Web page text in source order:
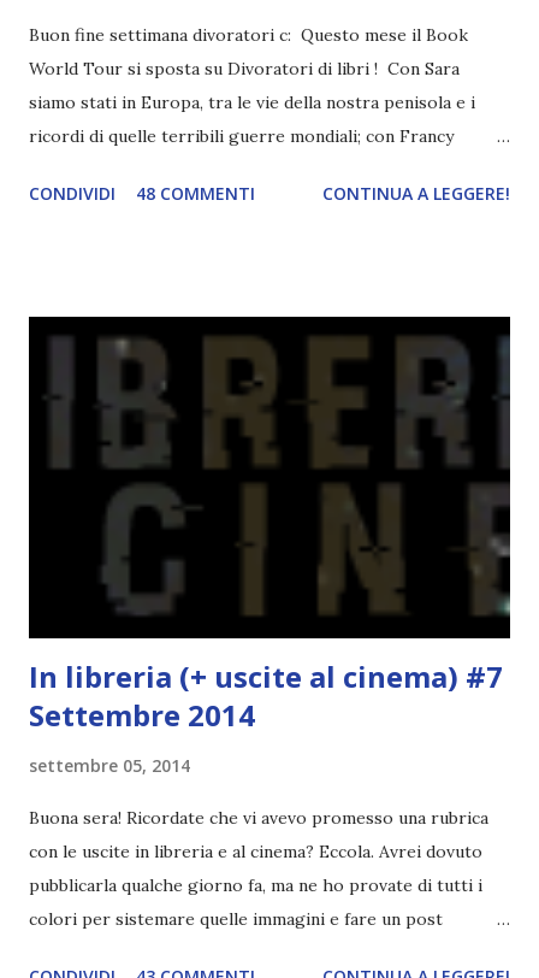
Buon fine settimana divoratori c: Questo mese il Book
World Tour si sposta su Divoratori di libri ! Con Sara
siamo stati in Europa, tra le vie della nostra penisola e i
ricordi di quelle terribili guerre mondiali; con Francy
abbiamo vagato nella savana. Ora preparate le valigie che si
obiettivi! OBIETTIVI Iniziamo con un obiettivo facile facile:
L'Oceania è circondata dal mare! Un libro nel quale il mare è
l'elemento fondamentale. Un libro sulle sirene, un libro con
protagonisti dei surfisti.. un libro importante nella storia
della letteratura australiana, neozelandese, ecc . l'Oceania
è ricca di natura! Leggete un libro con una cover molto, ...
CONDIVIDI 48 COMMENTI CONTINUA A LEGGERE!
In libreria (+ uscite al cinema) #7
Settembre 2014
settembre 05, 2014
Buona sera! Ricordate che vi avevo promesso una rubrica
con le uscite in libreria e al cinema? Eccola. Avrei dovuto
pubblicarla qualche giorno fa, ma ne ho provate di tutti i
colori per sistemare quelle immagini e fare un post